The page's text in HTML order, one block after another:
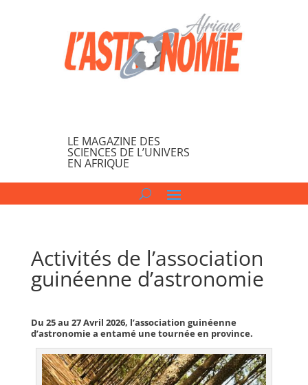
LE MAGAZINE DES
SCIENCES DE L’UNIVERS
EN AFRIQUE
Activités de l’association
guinéenne d’astronomie
Du 25 au 27 Avril 2026, l’association guinéenne
d’astronomie a entamé une tournée en province.